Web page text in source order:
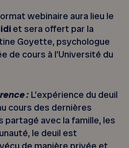
webinaire aura lieu le
et sera offert par la
Goyette, psychologue
de cours à l’Université du
: L’expérience du deuil
cours des dernières
partagé avec la famille, les
le deuil est